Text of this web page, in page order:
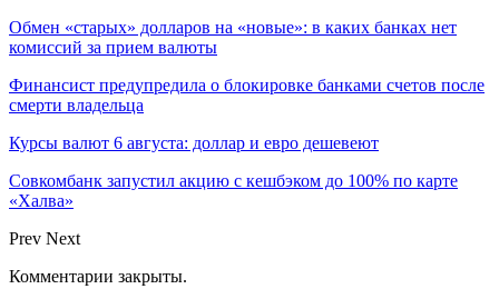
Обмен «старых» долларов на «новые»: в каких банках нет
комиссий за прием валюты
Финансист предупредила о блокировке банками счетов после
смерти владельца
Курсы валют 6 августа: доллар и евро дешевеют
Совкомбанк запустил акцию с кешбэком до 100% по карте
«Халва»
Prev Next
Комментарии закрыты.